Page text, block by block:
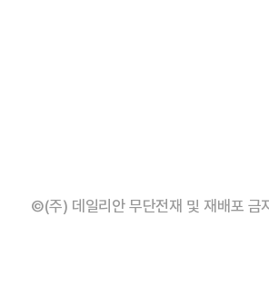
©(주) 데일리안 무단전재 및 재배포 금